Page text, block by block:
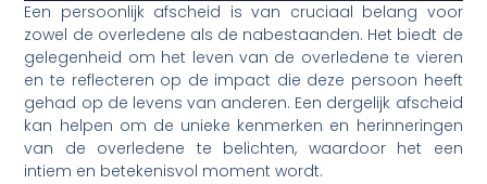
Een persoonlijk afscheid is van cruciaal belang voor
zowel de overledene als de nabestaanden. Het biedt de
gelegenheid om het leven van de overledene te vieren
en te reflecteren op de impact die deze persoon heeft
gehad op de levens van anderen. Een dergelijk afscheid
kan helpen om de unieke kenmerken en herinneringen
van de overledene te belichten, waardoor het een
intiem en betekenisvol moment wordt.